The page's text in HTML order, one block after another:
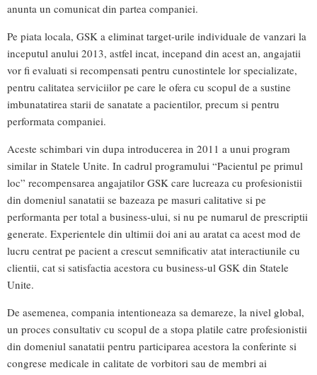
anunta un comunicat din partea companiei.
Pe piata locala, GSK a eliminat target-urile individuale de vanzari la
inceputul anului 2013, astfel incat, incepand din acest an, angajatii
vor fi evaluati si recompensati pentru cunostintele lor specializate,
pentru calitatea serviciilor pe care le ofera cu scopul de a sustine
imbunatatirea starii de sanatate a pacientilor, precum si pentru
performata companiei.
Aceste schimbari vin dupa introducerea in 2011 a unui program
similar in Statele Unite. In cadrul programului “Pacientul pe primul
loc” recompensarea angajatilor GSK care lucreaza cu profesionistii
din domeniul sanatatii se bazeaza pe masuri calitative si pe
performanta per total a business-ului, si nu pe numarul de prescriptii
generate. Experientele din ultimii doi ani au aratat ca acest mod de
lucru centrat pe pacient a crescut semnificativ atat interactiunile cu
clientii, cat si satisfactia acestora cu business-ul GSK din Statele
Unite.
De asemenea, compania intentioneaza sa demareze, la nivel global,
un proces consultativ cu scopul de a stopa platile catre profesionistii
din domeniul sanatatii pentru participarea acestora la conferinte si
congrese medicale in calitate de vorbitori sau de membri ai